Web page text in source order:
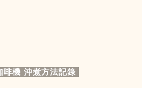
機 沖煮方法記錄